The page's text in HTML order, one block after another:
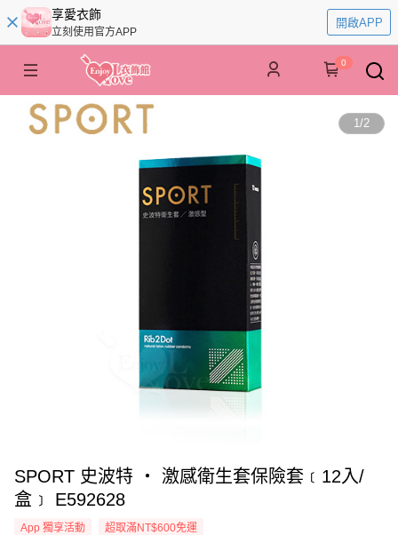
享愛衣飾
立刻使用官方APP
開啟APP
0
1/2
SPORT 史波特 ‧ 激感衛生套保險套﹝12入/
盒﹞ E592628
App 獨享活動 超取滿NT$600免運